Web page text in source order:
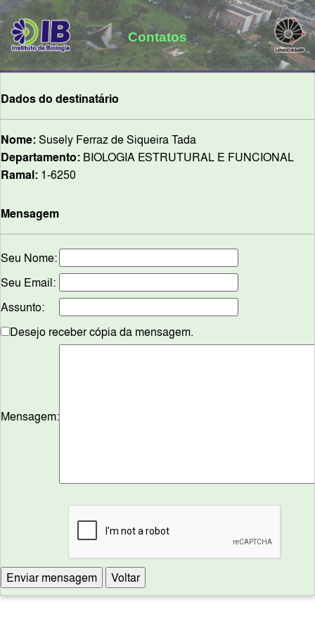
Contatos
Dados do destinatário
Nome:Susely Ferraz de Siqueira Tada
Departamento: BIOLOGIA ESTRUTURAL E FUNCIONAL
Ramal: 1-6250
Mensagem
Seu Nome:
Seu Email:
Assunto:
Desejo receber cópia da mensagem.
Mensagem: